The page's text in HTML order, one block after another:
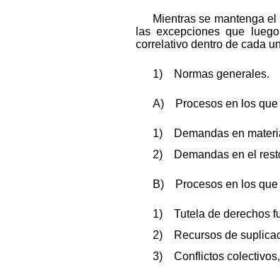
Mientras se mantenga
las excepciones que
correlativo dentro de cada
1) Normas generales.
A) Procesos en los que
1) Demandas en
2) Demandas en el
B) Procesos en los que
1) Tutela de derechos
2) Recursos de
3) Conflictos colectivos,